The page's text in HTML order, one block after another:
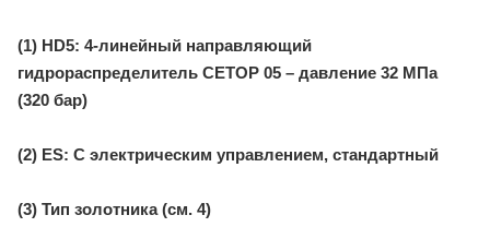
(1) HD5: 4-линейный направляющий
гидрораспределитель CETOP 05 – давление 32 МПа
(320 бар)
(2) ES: С электрическим управлением, стандартный
(3) Тип золотника (см. 4)